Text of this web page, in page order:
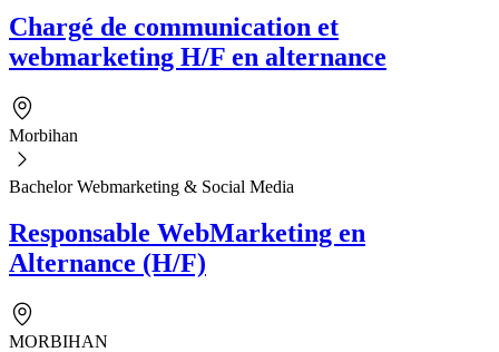
Chargé de communication et
webmarketing H/F en alternance
Morbihan
Bachelor Webmarketing & Social Media
Responsable WebMarketing en
Alternance (H/F)
MORBIHAN